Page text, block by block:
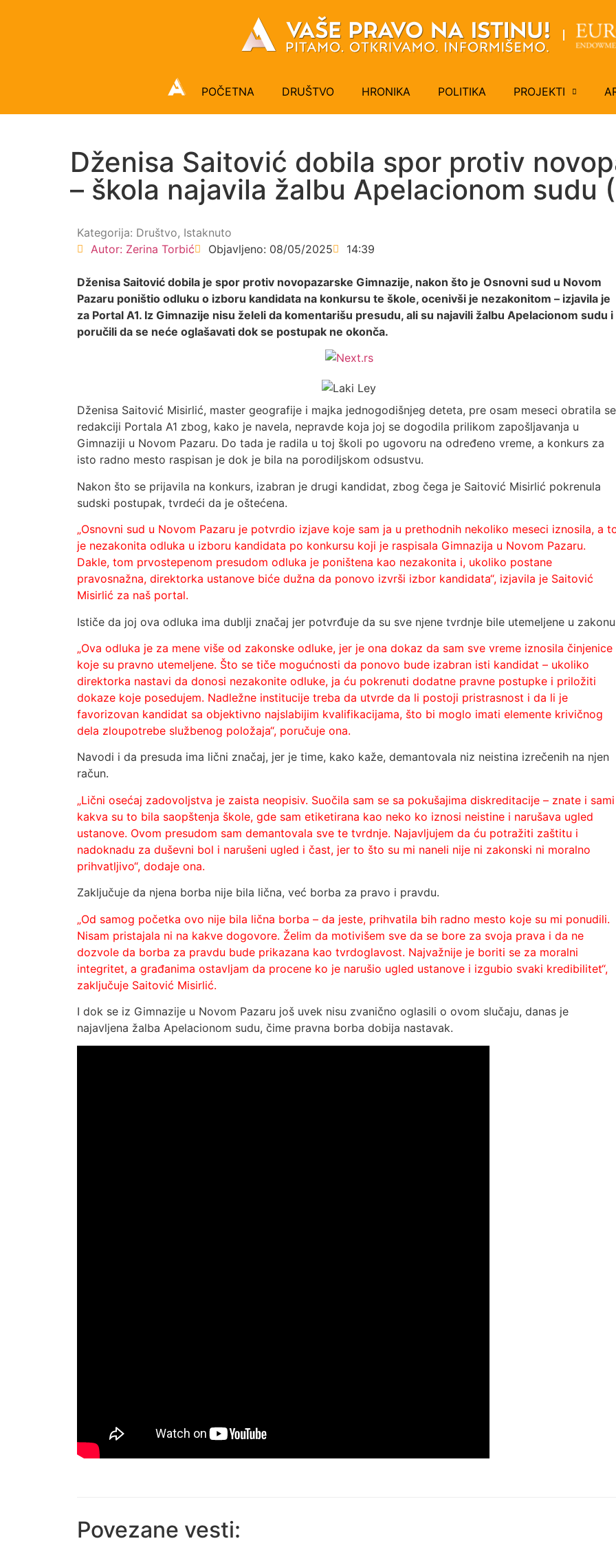
POČETNA DRUŠTVO HRONIKA POLITIKA PROJEKTI
Dženisa Saitović dobila spor protiv
– škola najavila žalbu Apelacionom sudu
Kategorija: Društvo, Istaknuto
Autor: Zerina Torbić Objavljeno: 08/05/2025 14:39
Dženisa Saitović dobila je spor protiv novopazarske Gimnazije, nakon što je Osnovni sud u Novom
Pazaru poništio odluku o izboru kandidata na konkursu te škole, ocenivši je nezakonitom – izjavila je
za Portal A1. Iz Gimnazije nisu želeli da komentarišu presudu, ali su najavili žalbu Apelacionom sudu i
poručili da se neće oglašavati dok se postupak ne okonča.
Dženisa Saitović Misirlić, master geografije i majka jednogodišnjeg deteta, pre osam meseci obratila se
redakciji Portala A1 zbog, kako je navela, nepravde koja joj se dogodila prilikom zapošljavanja u
Gimnaziji u Novom Pazaru. Do tada je radila u toj školi po ugovoru na određeno vreme, a konkurs za
isto radno mesto raspisan je dok je bila na porodiljskom odsustvu.
Nakon što se prijavila na konkurs, izabran je drugi kandidat, zbog čega je Saitović Misirlić pokrenula
sudski postupak, tvrdeći da je oštećena.
„Osnovni sud u Novom Pazaru je potvrdio izjave koje sam ja u prethodnih nekoliko meseci iznosila, a
je nezakonita odluka u izboru kandidata po konkursu koji je raspisala Gimnazija u Novom Pazaru.
Dakle, tom prvostepenom presudom odluka je poništena kao nezakonita i, ukoliko postane
pravosnažna, direktorka ustanove biće dužna da ponovo izvrši izbor kandidata“, izjavila je Saitović
Misirlić za naš portal.
Ističe da joj ova odluka ima dublji značaj jer potvrđuje da su sve njene tvrdnje bile utemeljene u
„Ova odluka je za mene više od zakonske odluke, jer je ona dokaz da sam sve vreme iznosila činjenice
koje su pravno utemeljene. Što se tiče mogućnosti da ponovo bude izabran isti kandidat – ukoliko
direktorka nastavi da donosi nezakonite odluke, ja ću pokrenuti dodatne pravne postupke i priložiti
dokaze koje posedujem. Nadležne institucije treba da utvrde da li postoji pristrasnost i da li je
favorizovan kandidat sa objektivno najslabijim kvalifikacijama, što bi moglo imati elemente krivičnog
dela zloupotrebe službenog položaja“, poručuje ona.
Navodi i da presuda ima lični značaj, jer je time, kako kaže, demantovala niz neistina izrečenih na njen
račun.
„Lični osećaj zadovoljstva je zaista neopisiv. Suočila sam se sa pokušajima diskreditacije – znate i sami
kakva su to bila saopštenja škole, gde sam etiketirana kao neko ko iznosi neistine i narušava ugled
ustanove. Ovom presudom sam demantovala sve te tvrdnje. Najavljujem da ću potražiti zaštitu i
nadoknadu za duševni bol i narušeni ugled i čast, jer to što su mi naneli nije ni zakonski ni moralno
prihvatljivo“, dodaje ona.
Zaključuje da njena borba nije bila lična, već borba za pravo i pravdu.
„Od samog početka ovo nije bila lična borba – da jeste, prihvatila bih radno mesto koje su mi ponudili.
Nisam pristajala ni na kakve dogovore. Želim da motivišem sve da se bore za svoja prava i da ne
dozvole da borba za pravdu bude prikazana kao tvrdoglavost. Najvažnije je boriti se za moralni
integritet, a građanima ostavljam da procene ko je narušio ugled ustanove i izgubio svaki kredibilitet“,
zaključuje Saitović Misirlić.
I dok se iz Gimnazije u Novom Pazaru još uvek nisu zvanično oglasili o ovom slučaju, danas je
najavljena žalba Apelacionom sudu, čime pravna borba dobija nastavak.
Povezane vesti: